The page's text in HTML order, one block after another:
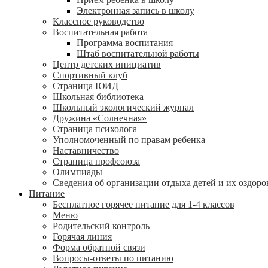
Электронная запись в школу
Классное руководство
Воспитательная работа
Программа воспитания
Штаб воспитательной работы
Центр детских инициатив
Спортивный клуб
Страница ЮИД
Школьная библиотека
Школьный экологический журнал
Дружина «Солнечная»
Страница психолога
Уполномоченный по правам ребенка
Наставничество
Страница профсоюза
Олимпиады
Сведения об организации отдыха детей и их
Питание
Бесплатное горячее питание для 1-4 классов
Меню
Родительский контроль
Горячая линия
Форма обратной связи
Вопросы-ответы по питанию